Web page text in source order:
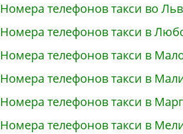
Номера телефонов такси во
Номера телефонов такси в
Номера телефонов такси в
Номера телефонов такси в
Номера телефонов такси в
Номера телефонов такси в